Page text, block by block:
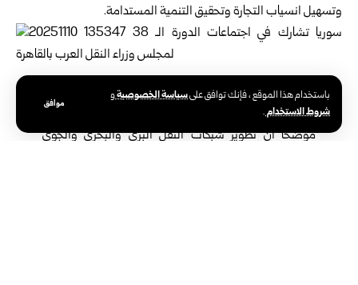
باستخدام هذا الموقع ، فإنك توافق علىسياسة الخصوصيةو
شروط الاستخدام.
موافق
وتسهيل انسياب التجارة وتحقيق التنمية المستدامة.
وأشار الوزيربدرإلى أن التعاون في مجال النقل، ليس ترفاً، بل
ضرورة اقتصادية وتنموية تمس حياة الشعوب العربية،
موضحاً أن تطوير شبكات النقل البري والبحري والجوي